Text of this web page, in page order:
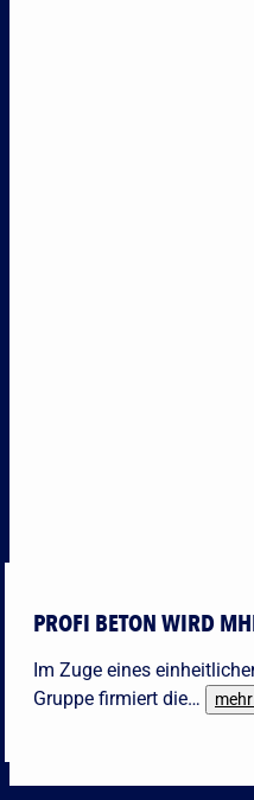
PROFI BETON WIRD
Im Zuge eines
Gruppe firmiert die…